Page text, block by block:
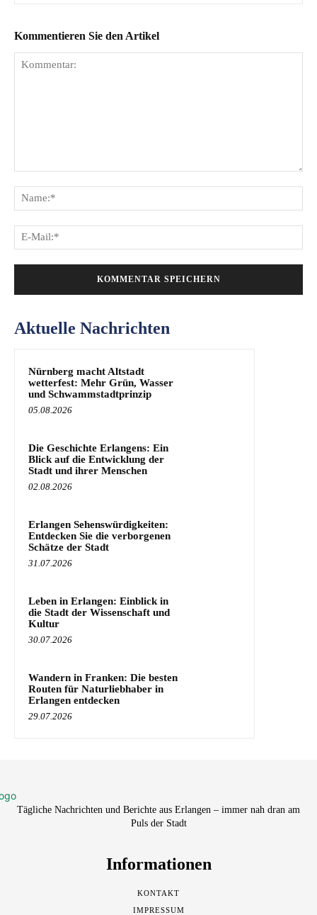
Kommentieren Sie den Artikel
Aktuelle Nachrichten
Nürnberg macht Altstadt
wetterfest: Mehr Grün, Wasser
und Schwammstadtprinzip
05.08.2026
Die Geschichte Erlangens: Ein
Blick auf die Entwicklung der
Stadt und ihrer Menschen
02.08.2026
Erlangen Sehenswürdigkeiten:
Entdecken Sie die verborgenen
Schätze der Stadt
31.07.2026
Leben in Erlangen: Einblick in
die Stadt der Wissenschaft und
Kultur
30.07.2026
Wandern in Franken: Die besten
Routen für Naturliebhaber in
Erlangen entdecken
29.07.2026
Tägliche Nachrichten und Berichte aus Erlangen – immer nah dran am
Puls der Stadt
Informationen
KONTAKT
IMPRESSUM